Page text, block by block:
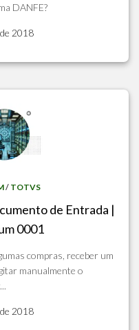
DANFE?
2018
/ TOTVS
de Entrada |
0001
compras, receber um
manualmente o
2018